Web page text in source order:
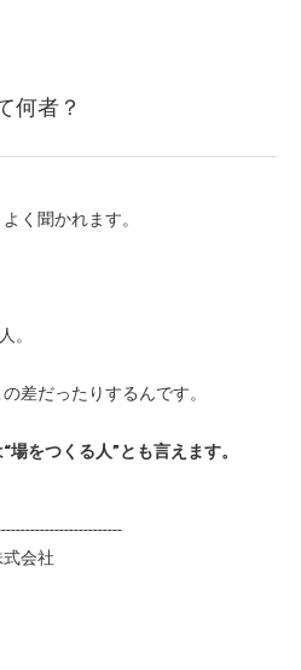
何者？
く聞かれます。
。
差だったりするんです。
をつくる人”とも言えます。
会社